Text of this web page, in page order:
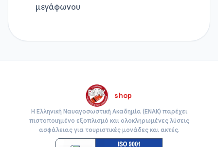
μεγάφωνου
shop
Η Ελληνική Ναυαγοσωστική Ακαδημία (ΕΝΑΚ) παρέχει
πιστοποιημένο εξοπλισμό και ολοκληρωμένες λύσεις
ασφάλειας για τουριστικές μονάδες και ακτές.